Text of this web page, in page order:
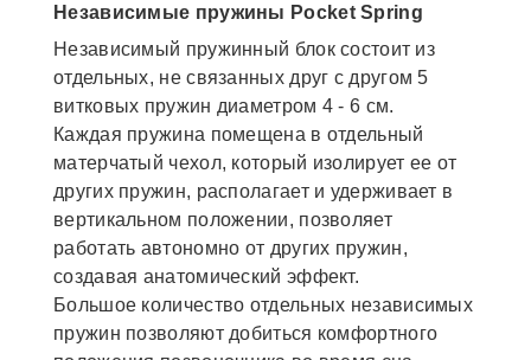
Независимые пружины Pocket Spring
Независимый пружинный блок состоит из
отдельных, не связанных друг с другом 5
витковых пружин диаметром 4 - 6 см.
Каждая пружина помещена в отдельный
матерчатый чехол, который изолирует ее от
других пружин, располагает и удерживает в
вертикальном положении, позволяет
работать автономно от других пружин,
создавая анатомический эффект.
Большое количество отдельных независимых
пружин позволяют добиться комфортного